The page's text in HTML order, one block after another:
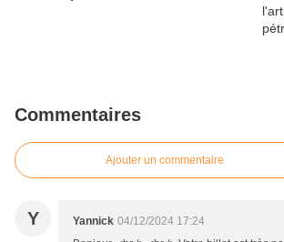
Commentaires
Ajouter un commentaire
Y Yannick 04/12/2024 17:24